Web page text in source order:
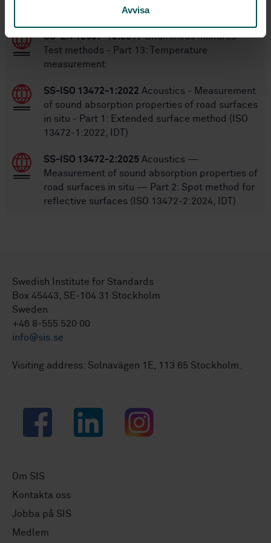
Avvisa
SS-EN 12697-13:2017Bituminous mixtures -
Test methods - Part 13: Temperature
measurement
SS-ISO 13472-1:2022 Acoustics - Measurement
of sound absorption properties of road surfaces
in situ - Part 1: Extended surface method (ISO
13472-1:2022, IDT)
SS-ISO 13472-2:2025 Acoustics —
Measurement of sound absorption properties of
road surfaces in situ — Part 2: Spot method for
reflective surfaces (ISO 13472-2:2024, IDT)
Swedish Institute for Standards
Box 45443, SE-104 31 Stockholm
Sweden
+46 8-555 520 00
info@sis.se
Visiting address: Solnavägen 1E, 113 65 Stockholm.
Facebook LinkedIn Instagram
Om SIS
Kontakta oss
Jobba på SIS
Medlem